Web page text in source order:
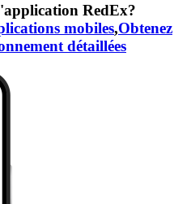
RedEx?
mobiles,Obtenez
détaillées